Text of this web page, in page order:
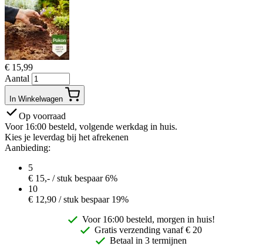
€ 15,99
Aantal
In Winkelwagen
Op voorraad
Voor 16:00 besteld, volgende werkdag in huis.
Kies je leverdag bij het afrekenen
Aanbieding:
5
€ 15,- / stuk bespaar 6%
10
€ 12,90 / stuk bespaar 19%
Voor 16:00 besteld, morgen in huis!
Gratis verzending vanaf € 20
Betaal in 3 termijnen